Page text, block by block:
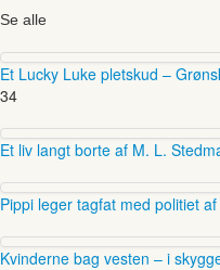
Se alle
Et Lucky Luke pletskud –
34
Et liv langt borte af M. L.
Pippi leger tagfat med politiet
Kvinderne bag vesten – i